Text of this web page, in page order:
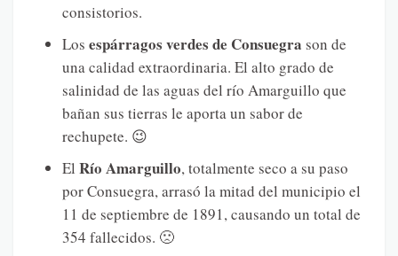
consistorios.
Los espárragos verdes de Consuegra son de
una calidad extraordinaria. El alto grado de
salinidad de las aguas del río Amarguillo que
bañan sus tierras le aporta un sabor de
rechupete. 😉
El Río Amarguillo, totalmente seco a su paso
por Consuegra, arrasó la mitad del municipio el
11 de septiembre de 1891, causando un total de
354 fallecidos. 🙁